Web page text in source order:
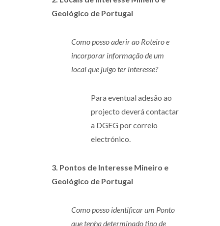
Geológico de Portugal
Como posso aderir ao Roteiro e
incorporar informação de um
local que julgo ter interesse?
Para eventual adesão ao
projecto deverá contactar
a DGEG por correio
electrónico.
3. Pontos de Interesse Mineiro e
Geológico de Portugal
Como posso identificar um Ponto
que tenha determinado tipo de